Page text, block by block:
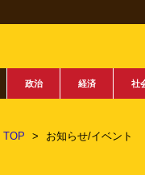
政治 経済 社
TOP > お知らせ/イベント